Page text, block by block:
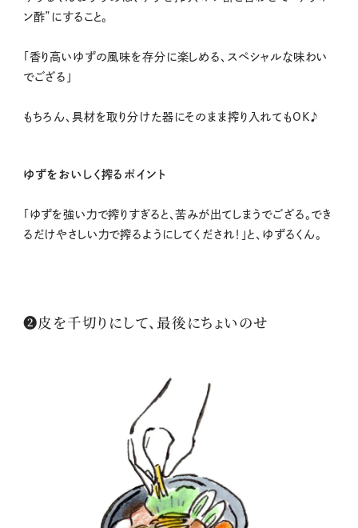
ン酢”にすること。
「香り高いゆずの風味を存分に楽しめる、スペシャルな味わい
でござる」
もちろん、具材を取り分けた器にそのまま搾り入れてもOK♪
ゆずをおいしく搾るポイント
「ゆずを強い力で搾りすぎると、苦みが出てしまうでござる。でき
るだけやさしい力で搾るようにしてくだされ！」と、ゆずるくん。
❷皮を千切りにして、最後にちょいのせ